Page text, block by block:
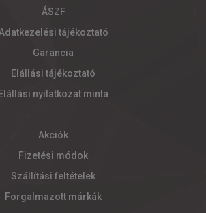
ÁSZF
Adatkezelési tájékoztató
Garancia
Elállási tájékoztató
Elállási nyilatkozat minta
Akciók
Fizetési módok
Szállítási feltételek
Forgalmazott márkák